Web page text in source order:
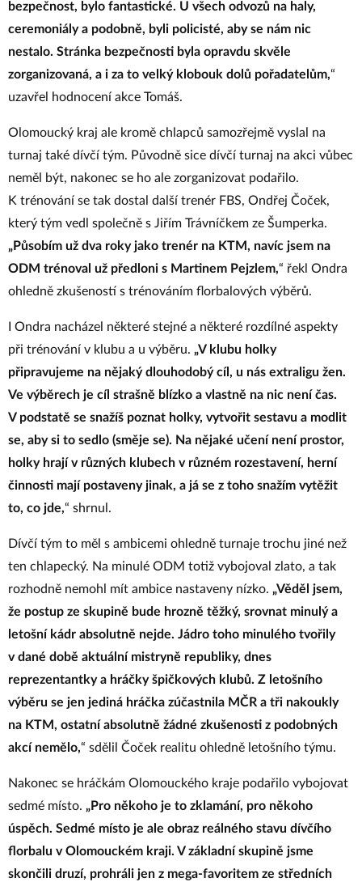
bezpečnost, bylo fantastické. U všech odvozů na haly,
ceremoniály a podobně, byli policisté, aby se nám nic
nestalo. Stránka bezpečnosti byla opravdu skvěle
zorganizovaná, a i za to velký klobouk dolů pořadatelům,“
uzavřel hodnocení akce Tomáš.
Olomoucký kraj ale kromě chlapců samozřejmě vyslal na
turnaj také dívčí tým. Původně sice dívčí turnaj na akci vůbec
neměl být, nakonec se ho ale zorganizovat podařilo.
K trénování se tak dostal další trenér FBS, Ondřej Čoček,
který tým vedl společně s Jiřím Trávníčkem ze Šumperka.
„Působím už dva roky jako trenér na KTM, navíc jsem na
ODM trénoval už předloni s Martinem Pejzlem,“ řekl Ondra
ohledně zkušeností s trénováním florbalových výběrů.
I Ondra nacházel některé stejné a některé rozdílné aspekty
při trénování v klubu a u výběru. „V klubu holky
připravujeme na nějaký dlouhodobý cíl, u nás extraligu žen.
Ve výběrech je cíl strašně blízko a vlastně na nic není čas.
V podstatě se snažíš poznat holky, vytvořit sestavu a modlit
se, aby si to sedlo (směje se). Na nějaké učení není prostor,
holky hrají v různých klubech v různém rozestavení, herní
činnosti mají postaveny jinak, a já se z toho snažím vytěžit
to, co jde,“ shrnul.
Dívčí tým to měl s ambicemi ohledně turnaje trochu jiné než
ten chlapecký. Na minulé ODM totiž vybojoval zlato, a tak
rozhodně nemohl mít ambice nastaveny nízko. „Věděl jsem,
že postup ze skupině bude hrozně těžký, srovnat minulý a
letošní kádr absolutně nejde. Jádro toho minulého tvořily
v dané době aktuální mistryně republiky, dnes
reprezentantky a hráčky špičkových klubů. Z letošního
výběru se jen jediná hráčka zúčastnila MČR a tři nakoukly
na KTM, ostatní absolutně žádné zkušenosti z podobných
akcí nemělo,“ sdělil Čoček realitu ohledně letošního týmu.
Nakonec se hráčkám Olomouckého kraje podařilo vybojovat
sedmé místo. „Pro někoho je to zklamání, pro někoho
úspěch. Sedmé místo je ale obraz reálného stavu dívčího
florbalu v Olomouckém kraji. V základní skupině jsme
skončili druzí, prohráli jen z mega-favoritem ze středních